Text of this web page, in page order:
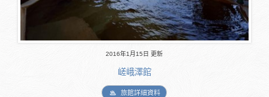
2016年1月15日 更新
嵯峨澤館
旅館詳細資料